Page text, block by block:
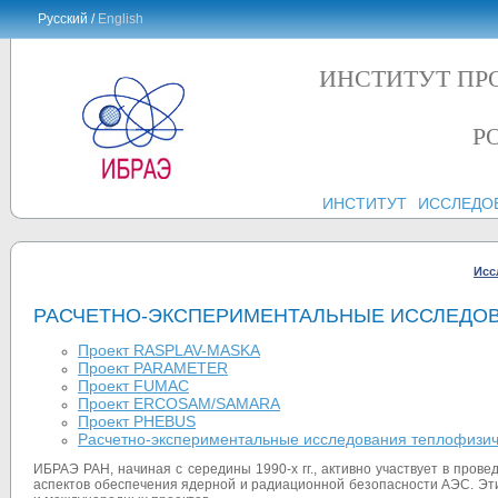
Русский /English
ИНСТИТУТ
ИНСТИТУТ
РАСЧЕТНО-ЭКСПЕРИМЕНТАЛЬНЫЕ
Проект RASPLAV-MASKA
Проект PARAMETER
Проект FUMAC
Проект ERCOSAM/SAMARA
Проект PHEBUS
Расчетно-экспериментальные исследования
ИБРАЭ РАН, начиная с середины 1990-х гг., активно участвует в
аспектов обеспечения ядерной и радиационной безопасности АЭС.